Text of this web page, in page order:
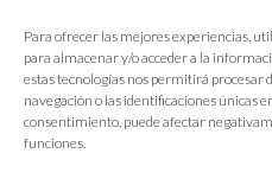
Para ofrecer las mejores experiencias,
para almacenar y/o acceder a la
estas tecnologías nos permitirá procesar
navegación o las identificaciones únicas
consentimiento, puede afectar
funciones.